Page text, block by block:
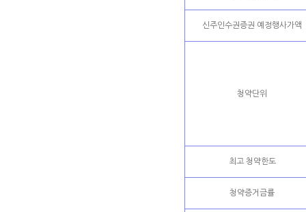
신주인수권증권 예정행사가액
청약단위
최고 청약한도
청약증거금률